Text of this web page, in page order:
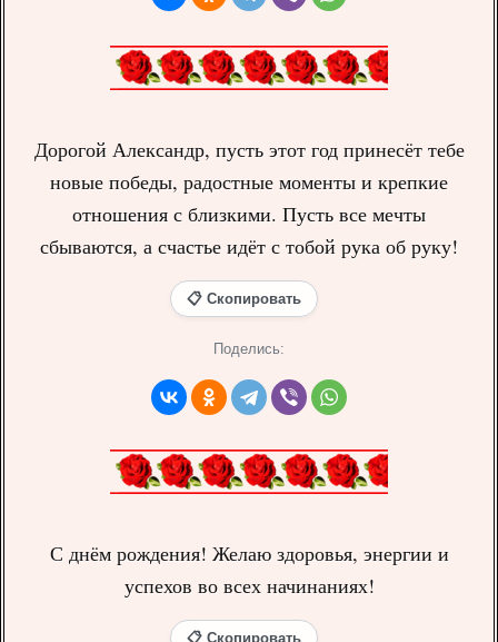
Дорогой Александр, пусть этот год принесёт тебе
новые победы, радостные моменты и крепкие
отношения с близкими. Пусть все мечты
сбываются, а счастье идёт с тобой рука об руку!
📋 Скопировать
Поделись:
С днём рождения! Желаю здоровья, энергии и
успехов во всех начинаниях!
📋 Скопировать